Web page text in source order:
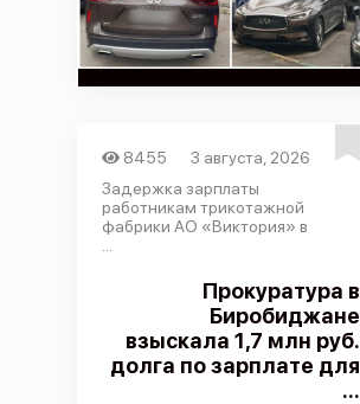
8455
3 августа, 2026
Задержка зарплаты
работникам трикотажной
фабрики АО «Виктория» в
Прокуратура в
Биробиджане
взыскала 1,7 млн руб.
долга по зарплате для
...